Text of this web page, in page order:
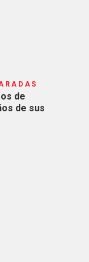
de
de sus